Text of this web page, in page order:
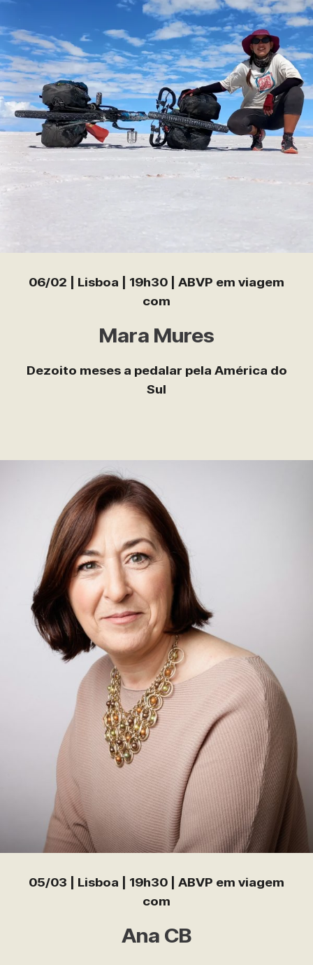
06/02 | Lisboa | 19h30 | ABVP em viagem
com
Mara Mures
Dezoito meses a pedalar pela América do
Sul
05/03 | Lisboa | 19h30 | ABVP em viagem
com
Ana CB